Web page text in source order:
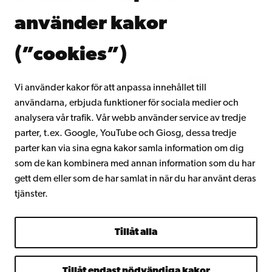
använder kakor
(”cookies”)
Vi använder kakor för att anpassa innehållet till
användarna, erbjuda funktioner för sociala medier och
analysera vår trafik. Vår webb använder service av tredje
parter, t.ex. Google, YouTube och Giosg, dessa tredje
parter kan via sina egna kakor samla information om dig
som de kan kombinera med annan information som du har
gett dem eller som de har samlat in när du har använt deras
tjänster.
Tillåt alla
Gå med i Åbo Akademis alumnnätverk
Intranätet
Facebook InstagramYouTube LinkedIn Blog Snapchat